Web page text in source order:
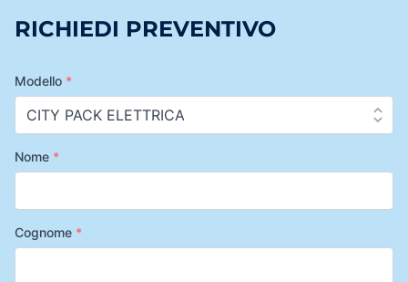
RICHIEDI PREVENTIVO
Modello *
Nome *
Cognome *